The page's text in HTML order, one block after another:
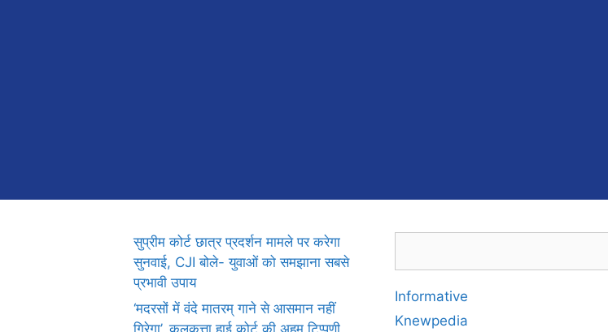
सुप्रीम कोर्ट छात्र प्रदर्शन मामले पर करेगा
सुनवाई, CJI बोले- युवाओं को समझाना सबसे
प्रभावी उपाय
‘मदरसों में वंदे मातरम् गाने से आसमान नहीं
Informative
Knewpedia